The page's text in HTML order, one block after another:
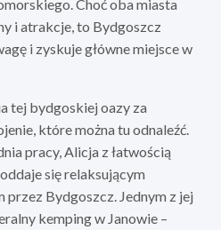
Choć oba miasta
i atrakcje, to Bydgoszcz
i zyskuje główne miejsce w
tej bydgoskiej oazy za
które można tu odnaleźć.
pracy, Alicja z łatwością
się relaksującym
Bydgoszcz. Jednym z jej
kemping w Janowie –